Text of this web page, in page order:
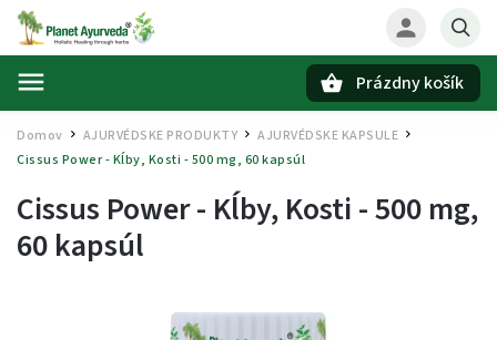
Prázdny košík
Domov AJURVÉDSKE PRODUKTY / AJURVÉDSKE KAPSULE /
Cissus Power - Kĺby, Kosti - 500 mg, 60 kapsúl
Cissus Power - Kĺby, Kosti - 500 mg,
60 kapsúl